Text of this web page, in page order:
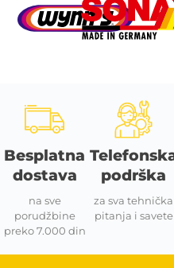
Besplatna
dostava
na sve
porudžbine
preko 7.000 din
podrška
za sva tehnička
pitanja i savete